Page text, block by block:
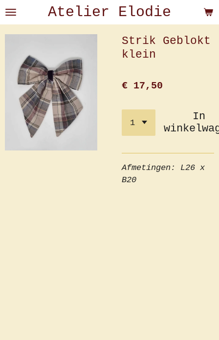
Ga
direct
naar
hoofdinhoud
Atelier Elodie
Strik Geblokt
klein
€ 17,50
In
Afmetingen: L26 x
B20